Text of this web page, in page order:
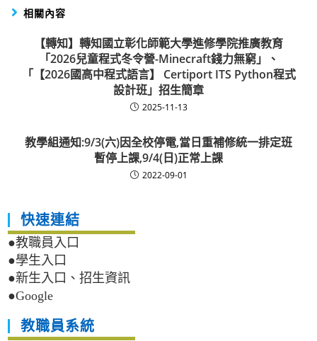
相關內容
【轉知】轉知國立彰化師範大學進修學院推廣教育
「2026兒童程式冬令營-Minecraft錢力無窮」、
「【2026國高中程式語言】 Certiport ITS Python程式
設計班」招生簡章
2025-11-13
教學組通知:9/3(六)因全校停電,當日重補修統一排定班
暫停上課,9/4(日)正常上課
2022-09-01
快速連結
●教職員入口
●學生入口
●新生入口、招生資訊
●Google
教職員系統